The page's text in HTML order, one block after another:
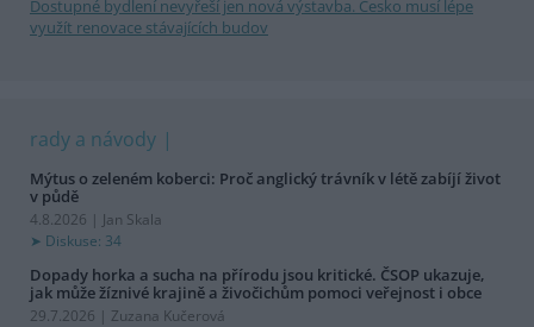
Dostupné bydlení nevyřeší jen nová výstavba. Česko musí lépe
využít renovace stávajících budov
rady a návody
Mýtus o zeleném koberci: Proč anglický trávník v létě zabíjí život
v půdě
4.8.2026 | Jan Skala
Diskuse: 34
Dopady horka a sucha na přírodu jsou kritické. ČSOP ukazuje,
jak může žíznivé krajině a živočichům pomoci veřejnost i obce
29.7.2026 | Zuzana Kučerová